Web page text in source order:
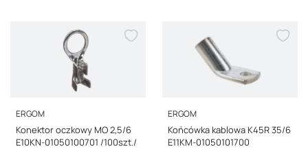
PRODUCENT
ERGOM
Konektor oczkowy MO 2,5/6
E10KN-01050100701 /100szt./
PRODUCENT
ERGOM
Końcówka kablowa K45R 35/6
E11KM-01050101700